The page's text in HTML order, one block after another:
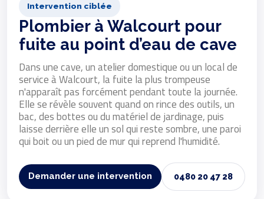
Intervention ciblée
Plombier à Walcourt pour
fuite au point d’eau de cave
Dans une cave, un atelier domestique ou un local de
service à Walcourt, la fuite la plus trompeuse
n'apparaît pas forcément pendant toute la journée.
Elle se révèle souvent quand on rince des outils, un
bac, des bottes ou du matériel de jardinage, puis
laisse derrière elle un sol qui reste sombre, une paroi
qui boit ou un pied de mur qui reprend l'humidité.
Demander une intervention 0480 20 47 28